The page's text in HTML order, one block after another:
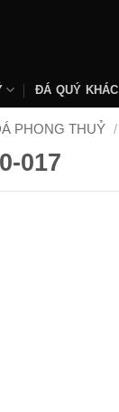
ĐÁ QUÝ KHÁC
PHONG THUỶ /
017